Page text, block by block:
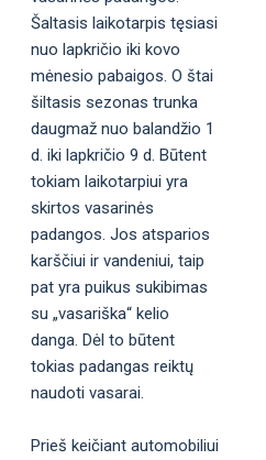
Šaltasis laikotarpis tęsiasi
nuo lapkričio iki kovo
mėnesio pabaigos. O štai
šiltasis sezonas trunka
daugmaž nuo balandžio 1
d. iki lapkričio 9 d. Būtent
tokiam laikotarpiui yra
skirtos vasarinės
padangos. Jos atsparios
karščiui ir vandeniui, taip
pat yra puikus sukibimas
su „vasariška“ kelio
danga. Dėl to būtent
tokias padangas reiktų
naudoti vasarai.
Prieš keičiant automobiliui